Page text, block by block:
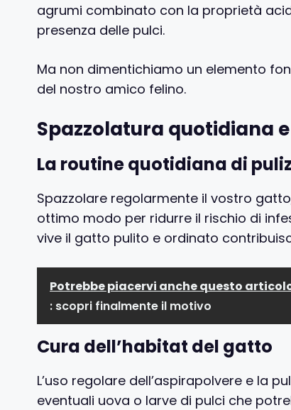
agrumi combinato con la proprietà
presenza delle pulci.
Ma non dimentichiamo un elemento
del nostro amico felino.
Spazzolatura quotidiana
La routine quotidiana di
Spazzolare regolarmente il vostro
ottimo modo per ridurre il rischio di
vive il gatto pulito e ordinato
Potrebbe piacervi anche questo
: scopri finalmente il motivo
Cura dell’habitat del gatto
L’uso regolare dell’aspirapolvere e la
eventuali uova o larve di pulci che